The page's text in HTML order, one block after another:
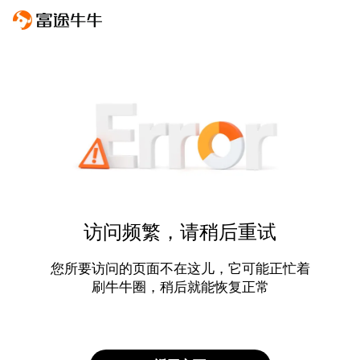
访问频繁，请稍后重试
您所要访问的页面不在这儿，它可能正忙着
刷牛牛圈，稍后就能恢复正常